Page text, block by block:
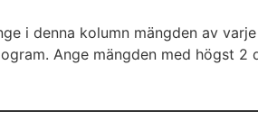
i denna kolumn mängden av
Ange mängden med högst 2